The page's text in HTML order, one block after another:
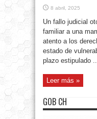
8 abril, 2025
Un fallo judicial
familiar a una
atento a los
estado de
plazo estipulado
Leer más »
GOB CH